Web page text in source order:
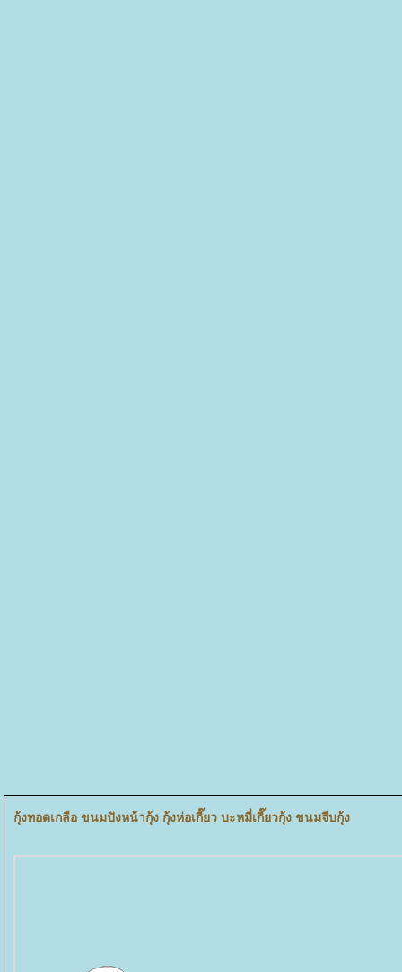
กุ้งทอดเกลือ ขนมปังหน้ากุ้ง กุ้งห่อเกี๊ยว บะหมี่เกี๊ยวกุ้ง ขนมจีบกุ้ง